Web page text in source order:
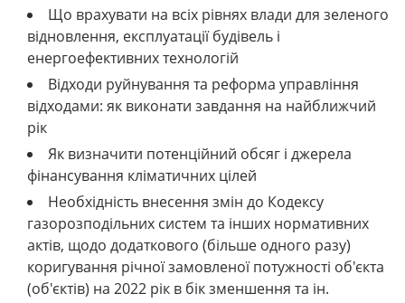
Що врахувати на всіх рівнях влади для зеленого
відновлення, експлуатації будівель і
енергоефективних технологій
Відходи руйнування та реформа управління
відходами: як виконати завдання на найближчий
рік
Як визначити потенційний обсяг і джерела
фінансування кліматичних цілей
Необхідність внесення змін до Кодексу
газорозподільних систем та інших нормативних
актів, щодо додаткового (більше одного разу)
коригування річної замовленої потужності об'єкта
(об'єктів) на 2022 рік в бік зменшення та ін.